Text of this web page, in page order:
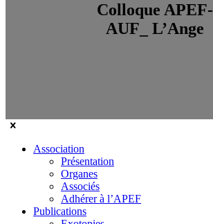
Colloque APEF-
AUF_ L’Ange
Association
Présentation
Organes
Associés
Adhérer à l’APEF
Publications